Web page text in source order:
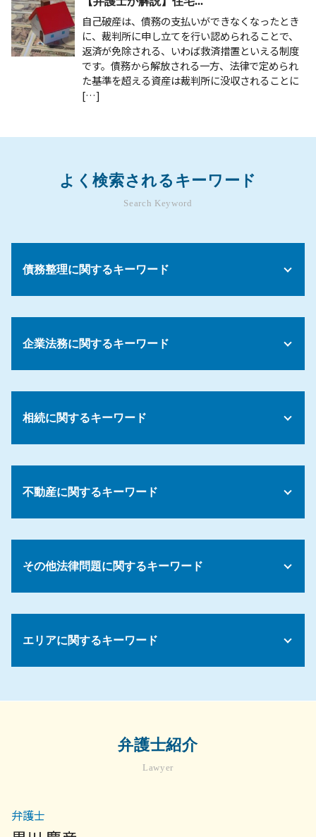
自己破産は、債務の支払いができなくなったとき
に、裁判所に申し立てを行い認められることで、
返済が免除される、いわば救済措置といえる制度
です。債務から解放される一方、法律で定められ
た基準を超える資産は裁判所に没収されることに
[…]
よく検索されるキーワード
Search Keyword
債務整理に関するキーワード
任意整理 債務整理
債務整理費用 分割
債務整理 個人再生
債務 承継
債務整理 個人再生とは
債務 計上基準
債務 混同
債務整理 成功率
債務とは 借金
債務整理 手順
債務 相続税
企業法務に関するキーワード
ハラスメント 防止
裁量労働制 残業代
カスタマーハラスメント とは
労働環境 問題
パワハラ 再発防止
パワハラ 対応
セクハラ パワハラ 防止
パワハラ 告発
コンプライアンス 個人情報
解雇 手順
相続に関するキーワード
法定相続人 兄弟
相続財産管理人 選任 申立
遺言書 1人に相続
遺産相続 預金 引き出し
相続 遺留分 計算
限定承認 手続き
遺留分 減殺請求権 相続
公正証書遺言 納得いかない
遺産 相続 話し合いに応じ ない
相続放棄 手続き
法定相続人 順位
不動産に関するキーワード
契約トラブル 相談
入居 トラブル
家賃滞納 裁判
不動産トラブル 立ち退き
マンション 売買契約書
不動産トラブル 調停
不動産トラブル 法律相談
その他法律問題に関するキーワード
売掛金 未回収
売掛金 督促
顧問弁護士 社員の相談
債権 売掛金
債権回収 会社 取立て
顧問弁護士 契約書
エリアに関するキーワード
債権回収 弁護士 相談 世田谷区
顧問弁護士 菊名
企業法務 弁護士 相談 町田市
弁護士紹介
Lawyer
弁護士